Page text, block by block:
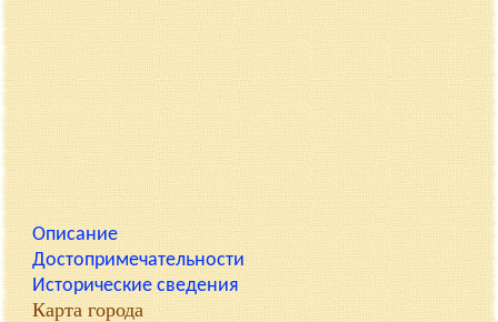
Описание
Достопримечательности
Исторические сведения
Карта города